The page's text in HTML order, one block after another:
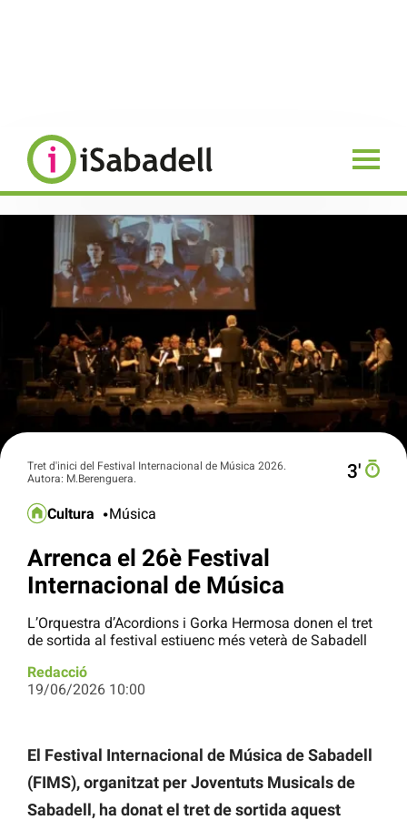
Tret d'inici del Festival Internacional de Música 2026.
Autora: M.Berenguera.
3′
Cultura Música
Arrenca el 26è Festival
Internacional de Música
L’Orquestra d’Acordions i Gorka Hermosa donen el tret
de sortida al festival estiuenc més veterà de Sabadell
Redacció
19/06/2026 10:00
El Festival Internacional de Música de Sabadell
(FIMS), organitzat per Joventuts Musicals de
Sabadell, ha donat el tret de sortida aquest